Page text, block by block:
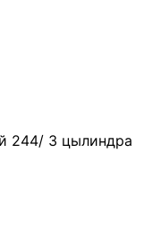
244/ 3 цылиндра